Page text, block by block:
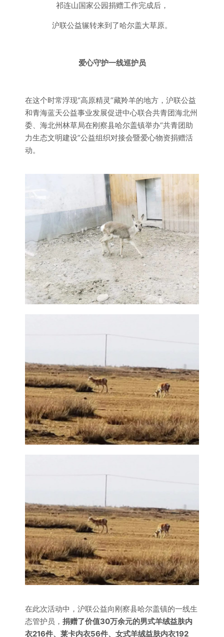
祁连山国家公园捐赠工作完成后，
沪联公益辗转来到了哈尔盖大草原。
爱心守护一线巡护员
在这个时常浮现“高原精灵”藏羚羊的地方，沪联公益
和青海蓝天公益事业发展促进中心联合共青团海北州
委、海北州林草局在刚察县哈尔盖镇举办“共青团助
力生态文明建设”公益组织对接会暨爱心物资捐赠活
动。
在此次活动中，沪联公益向刚察县哈尔盖镇的一线生
态管护员， 捐赠了价值30万余元的男式羊绒益肤内
衣216件、莱卡内衣56件、女式羊绒益肤内衣192